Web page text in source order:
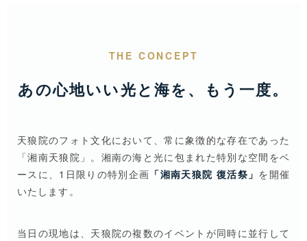
THE CONCEPT
あの心地いい光と海を、もう一度。
天狼院のフォト文化において、常に象徴的な存在であった
「湘南天狼院」。湘南の海と光に包まれた特別な空間をベ
ースに、1日限りの特別企画 「湘南天狼院 復活祭」 を開催
いたします。
当日の現地は、天狼院の複数のイベントが同時に並行して